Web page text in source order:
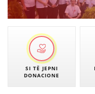
SI TË JEPNI
DONACIONE